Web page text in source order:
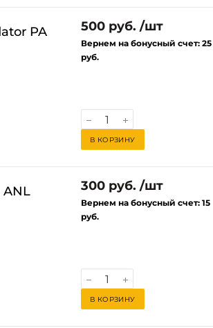
и PA
500 руб. /шт
Вернем на бонусный счет: 25
руб.
В КОРЗИНУ
300 руб. /шт
Вернем на бонусный счет: 15
руб.
В КОРЗИНУ